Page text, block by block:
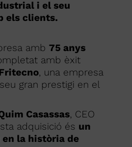
i el seu
els clients.
amb 75 anys
amb èxit
, una empresa
gran prestigi en el
Casassas, CEO
adquisició és un
la història de